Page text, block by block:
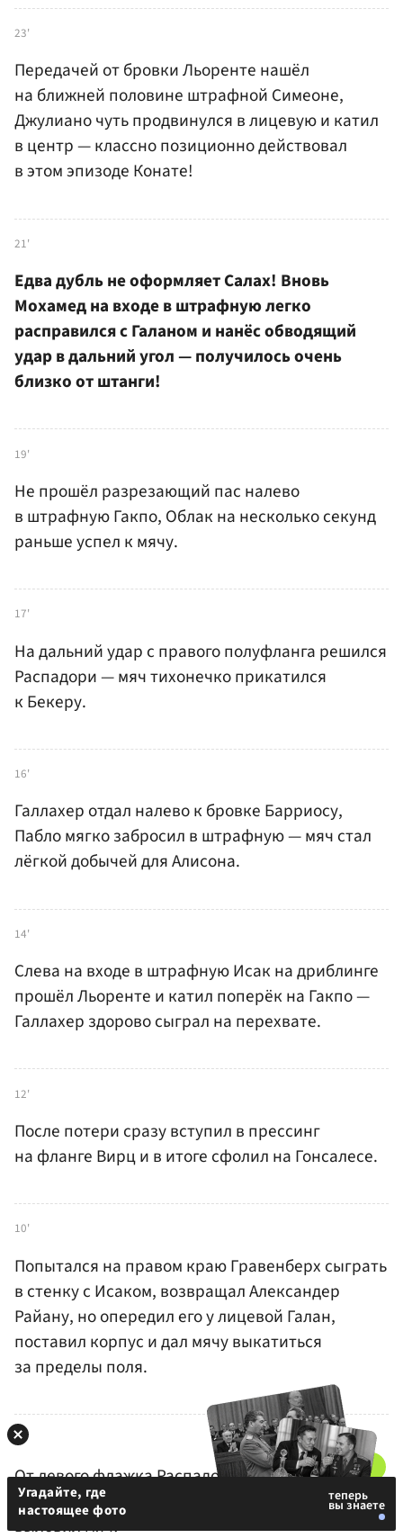
23'
Передачей от бровки Льоренте нашёл
на ближней половине штрафной Симеоне,
Джулиано чуть продвинулся в лицевую и катил
в центр — классно позиционно действовал
в этом эпизоде Конате!
21'
Едва дубль не оформляет Салах! Вновь
Мохамед на входе в штрафную легко
расправился с Галаном и нанёс обводящий
удар в дальний угол — получилось очень
близко от штанги!
19'
Не прошёл разрезающий пас налево
в штрафную Гакпо, Облак на несколько секунд
раньше успел к мячу.
17'
На дальний удар с правого полуфланга решился
Распадори — мяч тихонечко прикатился
к Бекеру.
16'
Галлахер отдал налево к бровке Барриосу,
Пабло мягко забросил в штрафную — мяч стал
лёгкой добычей для Алисона.
14'
Слева на входе в штрафную Исак на дриблинге
прошёл Льоренте и катил поперёк на Гакпо —
Галлахер здорово сыграл на перехвате.
12'
После потери сразу вступил в прессинг
на фланге Вирц и в итоге сфолил на Гонсалесе.
10'
Попытался на правом краю Гравенберх сыграть
в стенку с Исаком, возвращал Александер
Райану, но опередил его у лицевой Галан,
поставил корпус и дал мячу выкатиться
за пределы поля.
8'
От левого флажка Распадори выполнил подачу
во вратарскую — Бекер на выходе уверенно
выловил мяч!
Угадайте, где
настоящее фото